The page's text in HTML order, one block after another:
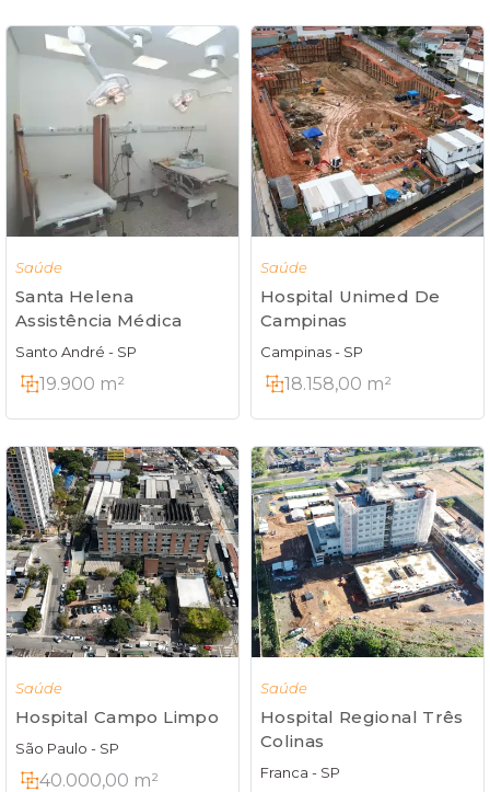
Saúde
Santa Helena
Assistência Médica
Santo André - SP
19.900 m²
Saúde
Hospital Unimed De
Campinas
Campinas - SP
18.158,00 m²
Saúde
Hospital Campo Limpo
São Paulo - SP
40.000,00 m²
Saúde
Hospital Regional Três
Colinas
Franca - SP